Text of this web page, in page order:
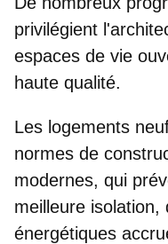
privilégient
espaces de vie
haute qualité.
Les logements
normes de
modernes, qui
meilleure
énergétiques